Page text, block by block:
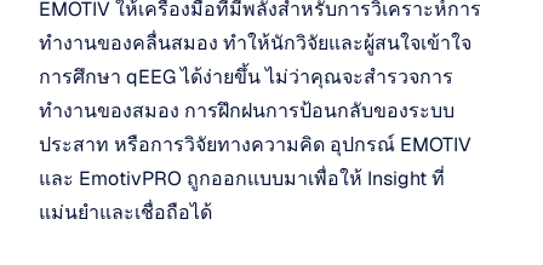
EMOTIV ให้เครื่องมือที่มีพลังสำหรับการวิเคราะห์การ
ทำงานของคลื่นสมอง ทำให้นักวิจัยและผู้สนใจเข้าใจ
การศึกษา qEEG ได้ง่ายขึ้น ไม่ว่าคุณจะสำรวจการ
ทำงานของสมอง การฝึกฝนการป้อนกลับของระบบ
ประสาท หรือการวิจัยทางความคิด อุปกรณ์ EMOTIV
และ EmotivPRO ถูกออกแบบมาเพื่อให้ Insight ที่
แม่นยำและเชื่อถือได้